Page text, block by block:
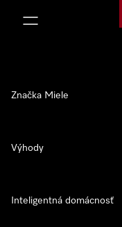
Značka Miele
Výhody
Inteligentná domácnosť